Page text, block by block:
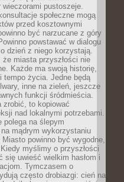
pustoszeje.
społeczne mogą
przed kosztownymi
być narzucane z góry
powstawać w dialogu
dzień z niego korzystają.
miasta przyszłości nie
Każde ma swoją historię,
tempo życia. Jedne będą
inne na zieleń, jeszcze
funkcji śródmieścia.
zrobić, to kopiować
nad lokalnymi potrzebami.
polega na ślepym
mądrym wykorzystaniu
Miasto powinno być wygodne,
myślimy o przyszłości
się uwieść wielkim hasłom i
Tymczasem o
często drobiazgi: cień na